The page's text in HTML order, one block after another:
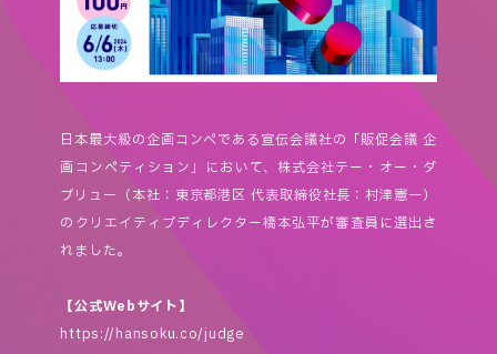
日本最大級の企画コンペである宣伝会議社の「販促会議 企
画コンペティション」において、株式会社テー・オー・ダ
ブリュー（本社：東京都港区 代表取締役社長：村津憲一）
のクリエイティブディレクター橋本弘平が審査員に選出さ
れました。
【公式Webサイト】
https://hansoku.co/judge